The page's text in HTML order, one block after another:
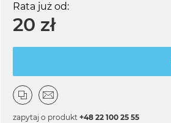
Rata już od:
20 zł
zapytaj o produkt +48 22 100 25 55